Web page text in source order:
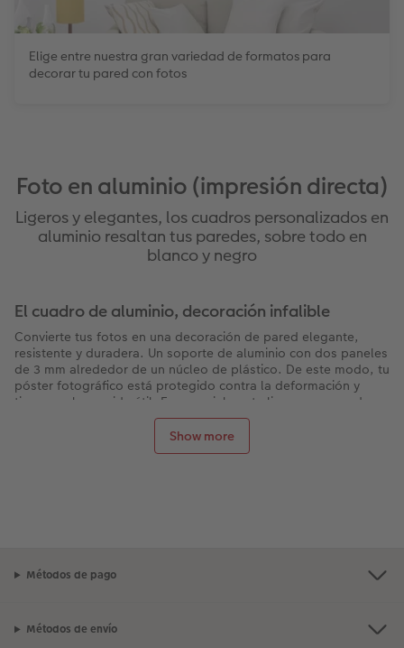
Elige entre nuestra gran variedad de formatos para
decorar tu pared con fotos
Foto en aluminio (impresión directa)
Ligeros y elegantes, los cuadros personalizados en
aluminio resaltan tus paredes, sobre todo en
blanco y negro
Show more
El cuadro de aluminio, decoración infalible
Convierte tus fotos en una decoración de pared elegante,
resistente y duradera. Un soporte de aluminio con dos paneles
de 3 mm alrededor de un núcleo de plástico. De este modo, tu
póster fotográfico está protegido contra la deformación y
tiene una larga vida útil. Es especialmente ligero y se puede
montar en cualquier pared, ofrecemos varios sistemas de
montaje para que tu foto imprimida sobre aluminio destaque
directamente en aluminio para realzar su interior: este material
aluminio o la sujeción son de máxima calidad.
Métodos de pago
Métodos de envío